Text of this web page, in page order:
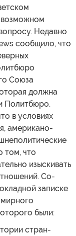
возможном
Недавно
сообщило, что
Союза
должна
Политбюро.
в условиях
американо-
том, что
изыскивать
Со-
записке
были:
стран-